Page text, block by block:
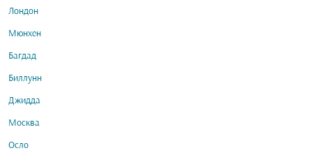
Лондон
Мюнхен
Багдад
Биллунн
Джидда
Москва
Осло